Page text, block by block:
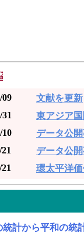
09
文献を更新
東アジア
10
データ公
データ公
環太平洋
統計から平和の統